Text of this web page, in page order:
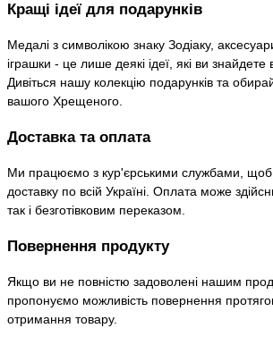
Кращі ідеї для подарунків
Медалі з символікою знаку Зодіаку,
іграшки - це лише деякі ідеї, які ви знайдете
Дивіться нашу колекцію подарунків та
вашого Хрещеного.
Доставка та оплата
Ми працюємо з кур'єрськими службами, щоб
доставку по всій Україні. Оплата може
так і безготівковим переказом.
Повернення продукту
Якщо ви не повністю задоволені нашим
пропонуємо можливість повернення
отримання товару.